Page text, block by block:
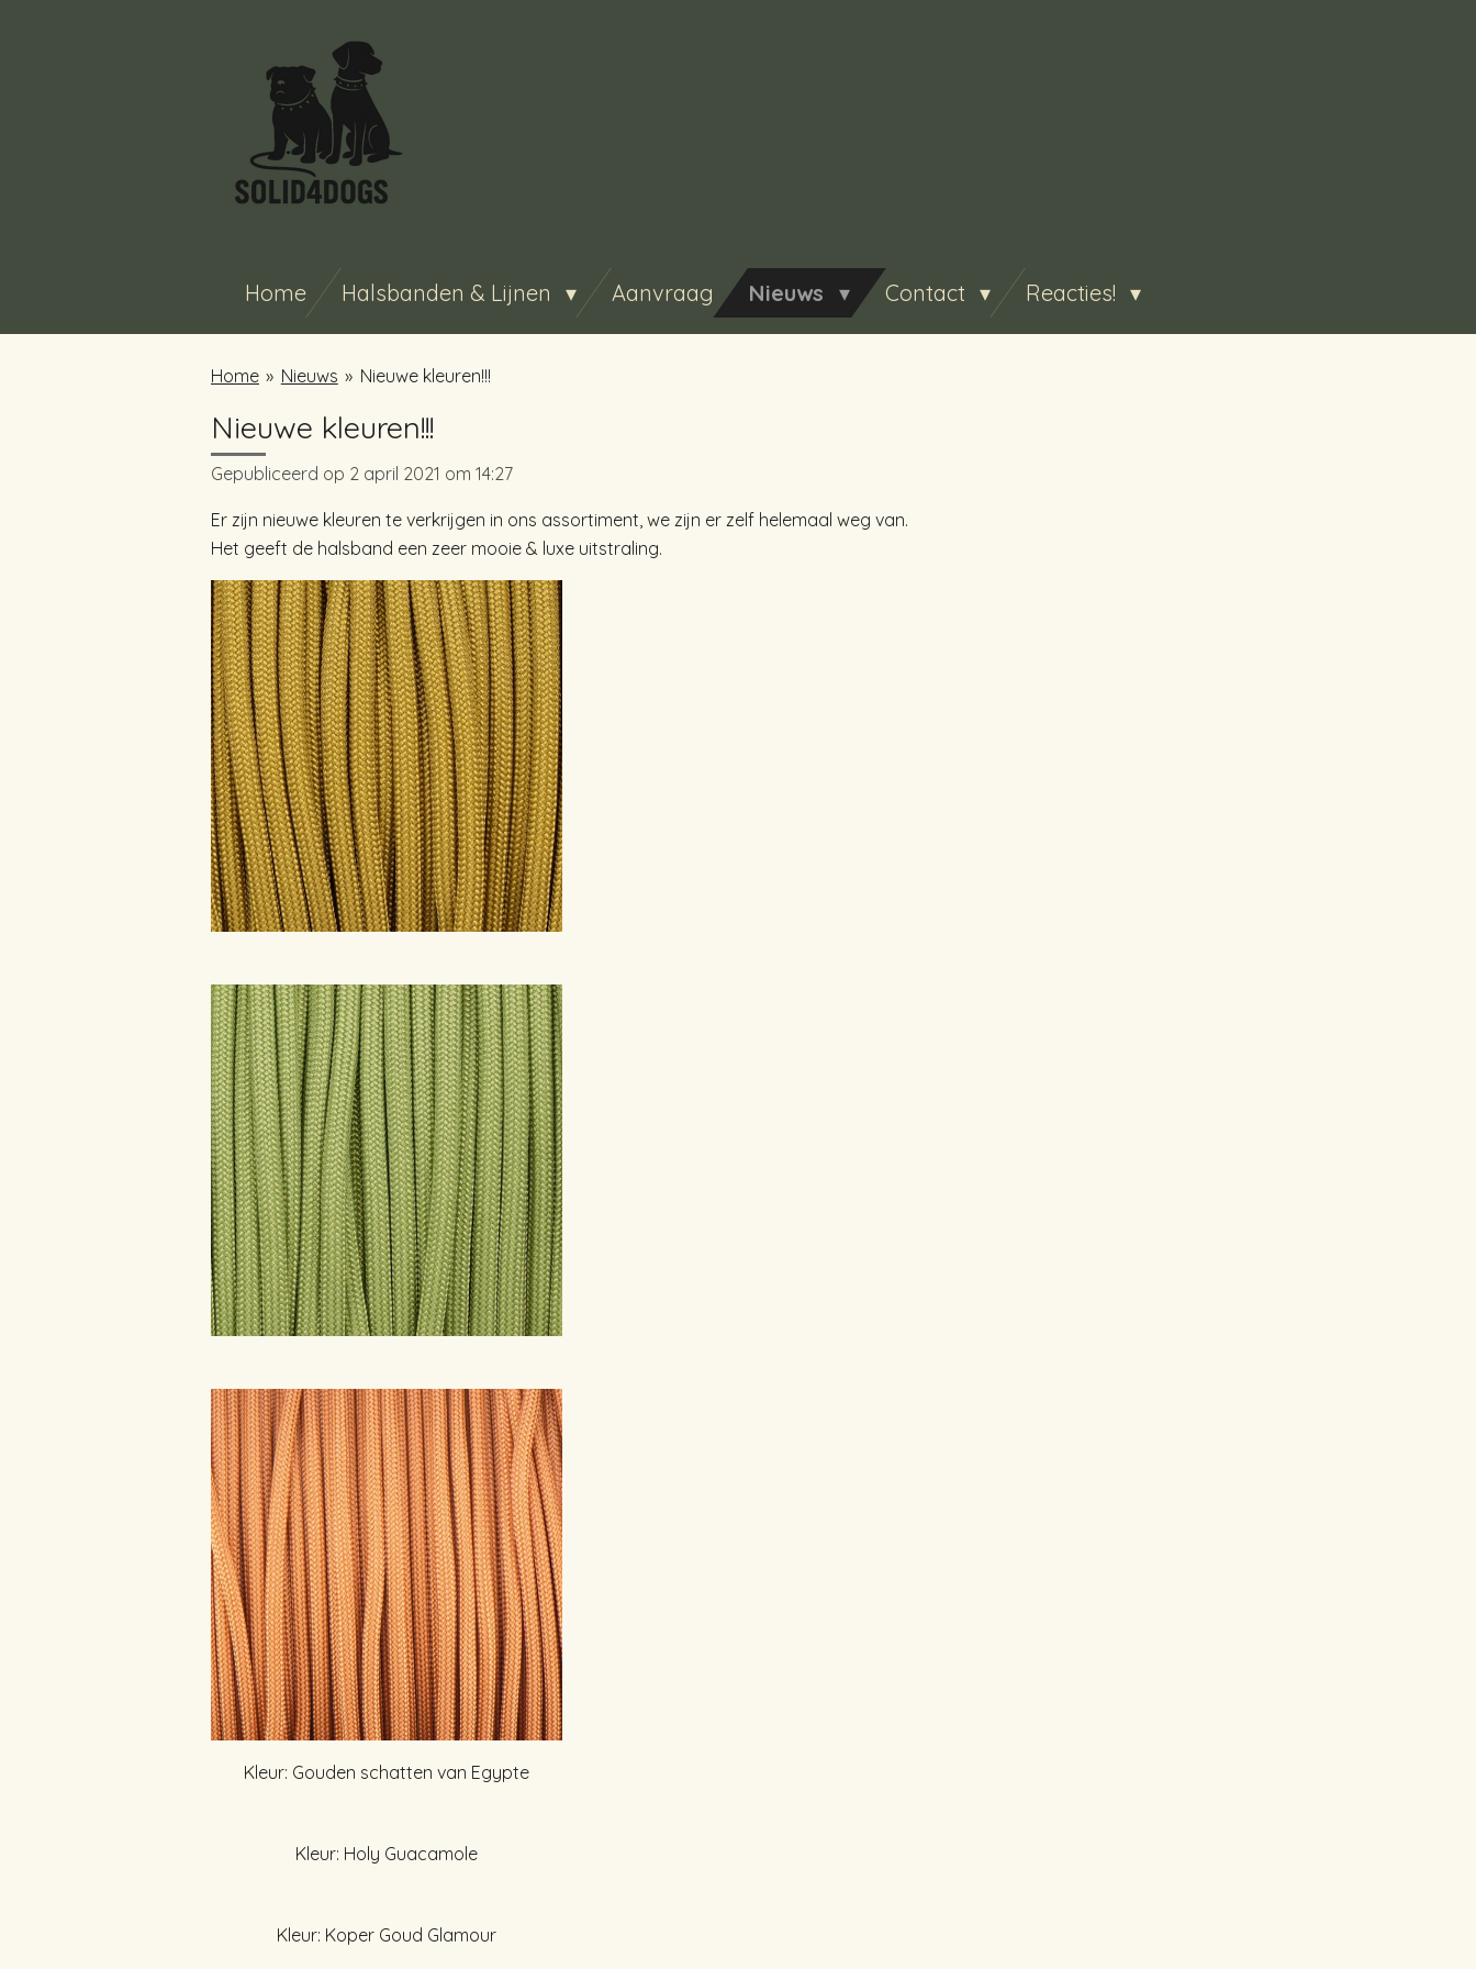
Home Halsbanden & Lijnen Aanvraag Nieuws Contact Reacties!
Home » Nieuws » Nieuwe kleuren!!!
Nieuwe kleuren!!!
Gepubliceerd op 2 april 2021 om 14:27
Er zijn nieuwe kleuren te verkrijgen in ons assortiment, we zijn er zelf helemaal weg van.
Het geeft de halsband een zeer mooie & luxe uitstraling.
Kleur: Gouden schatten van Egypte
Kleur: Holy Guacamole
Kleur: Koper Goud Glamour